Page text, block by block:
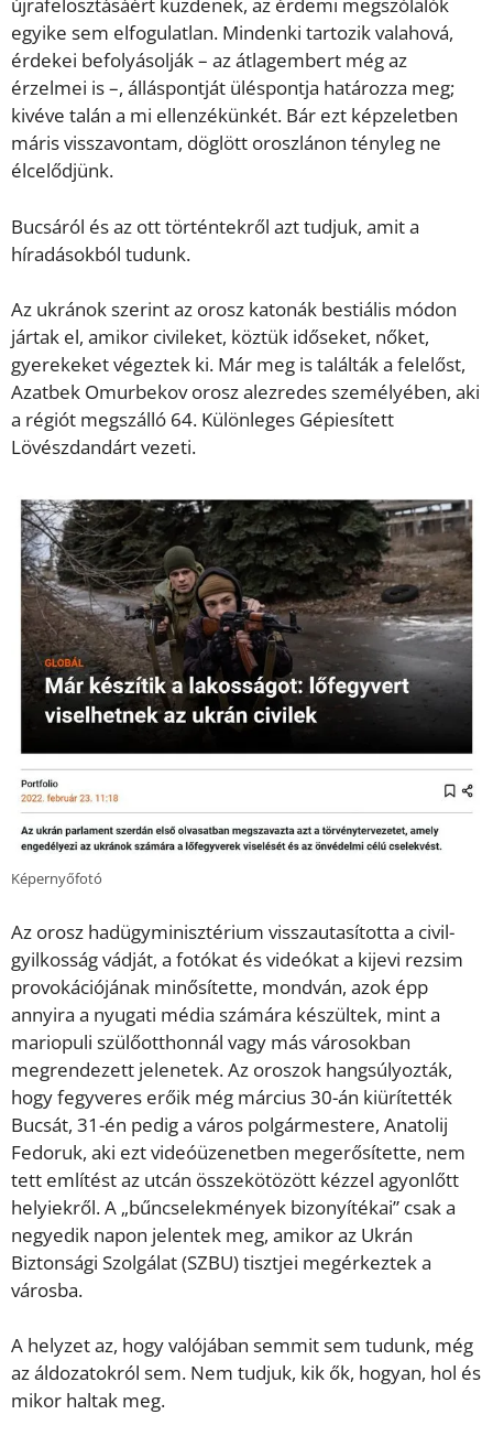
egyike sem elfogulatlan. Mindenki tartozik valahová,
érdekei befolyásolják – az átlagembert még az
érzelmei is –, álláspontját üléspontja határozza meg;
kivéve talán a mi ellenzékünkét. Bár ezt képzeletben
máris visszavontam, döglött oroszlánon tényleg ne
élcelődjünk.
Bucsáról és az ott történtekről azt tudjuk, amit a
híradásokból tudunk.
Az ukránok szerint az orosz katonák bestiális módon
jártak el, amikor civileket, köztük időseket, nőket,
gyerekeket végeztek ki. Már meg is találták a felelőst,
Azatbek Omurbekov orosz alezredes személyében, aki
a régiót megszálló 64. Különleges Gépiesített
Lövészdandárt vezeti.
Képernyőfotó
Az orosz hadügyminisztérium visszautasította a civil-
gyilkosság vádját, a fotókat és videókat a kijevi rezsim
provokációjának minősítette, mondván, azok épp
annyira a nyugati média számára készültek, mint a
mariopuli szülőotthonnál vagy más városokban
megrendezett jelenetek. Az oroszok hangsúlyozták,
hogy fegyveres erőik még március 30-án kiürítették
Bucsát, 31-én pedig a város polgármestere, Anatolij
Fedoruk, aki ezt videóüzenetben megerősítette, nem
tett említést az utcán összekötözött kézzel agyonlőtt
helyiekről. A „bűncselekmények bizonyítékai” csak a
negyedik napon jelentek meg, amikor az Ukrán
Biztonsági Szolgálat (SZBU) tisztjei megérkeztek a
városba.
A helyzet az, hogy valójában semmit sem tudunk, még
az áldozatokról sem. Nem tudjuk, kik ők, hogyan, hol és
mikor haltak meg.